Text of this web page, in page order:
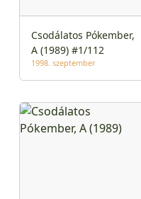
Csodálatos Pókember,
A (1989) #1/112
1998. szeptember